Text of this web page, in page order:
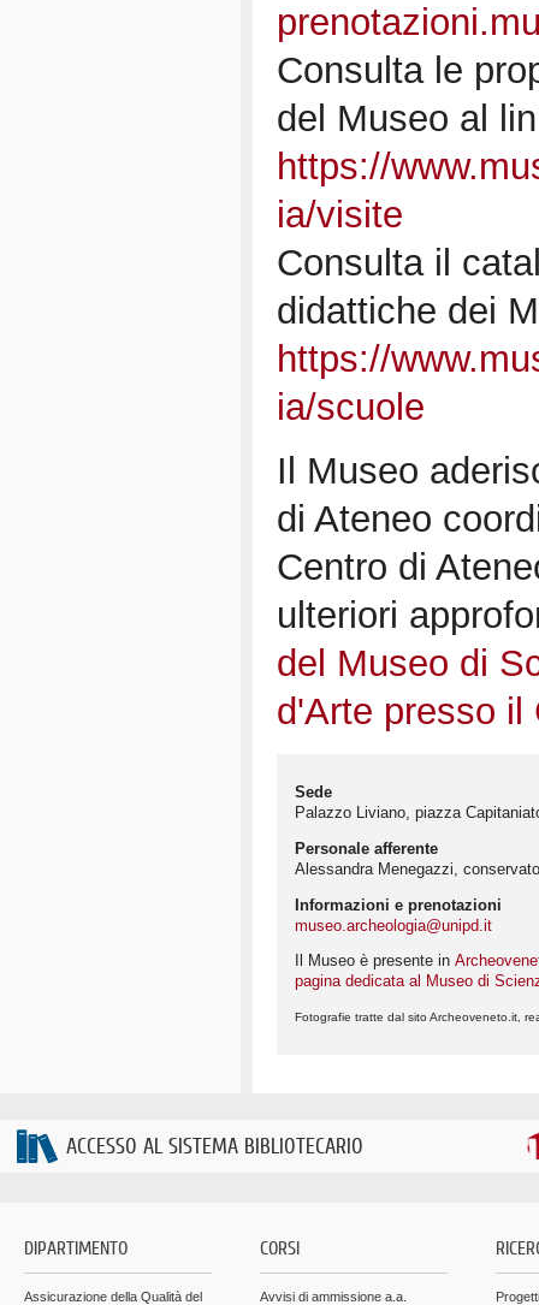
Consulta le
del Museo al
https://
ia/visite
Consulta il
didattiche dei
https://
ia/scuole
Il Museo
di Ateneo
Centro di
ulteriori
del Museo di
d'Arte presso il
Sede
Palazzo Liviano, piazza
Personale afferente
Alessandra Menegazzi,
Informazioni e prenotazioni
museo.archeologia@unipd.it
Il Museo è presente in
pagina dedicata al Museo di
Fotografie tratte dal sito Archeoveneto.it,
ACCESSO AL SISTEMA BIBLIOTECARIO
DIPARTIMENTO
Assicurazione della Qualità del
CORSI
Avvisi di ammissione a.a.